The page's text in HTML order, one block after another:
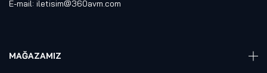
E-mail: iletisim@360avm.com
MAĞAZAMIZ